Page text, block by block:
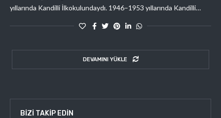
yıllarında Kandilli İlkokulundaydı. 1946–1953 yıllarında Kandilli…
DEVAMINI YÜKLE
BIZI TAKIP EDIN